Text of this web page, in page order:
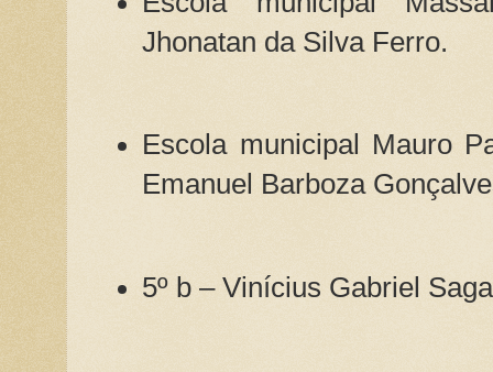
Jhonatan da Silva Ferro.
Escola municipal Mauro
Emanuel Barboza
5º b – Vinícius Gabriel